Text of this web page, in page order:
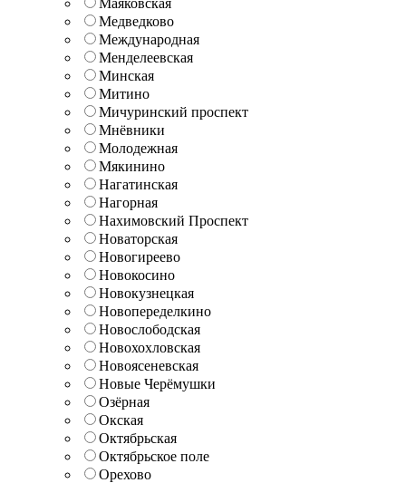
Медведково
Международная
Менделеевская
Минская
Митино
Мичуринский проспект
Мнёвники
Молодежная
Мякинино
Нагатинская
Нагорная
Нахимовский Проспект
Новаторская
Новогиреево
Новокосино
Новокузнецкая
Новопеределкино
Новослободская
Новохохловская
Новоясеневская
Новые Черёмушки
Озёрная
Окская
Октябрьская
Октябрьское поле
Орехово